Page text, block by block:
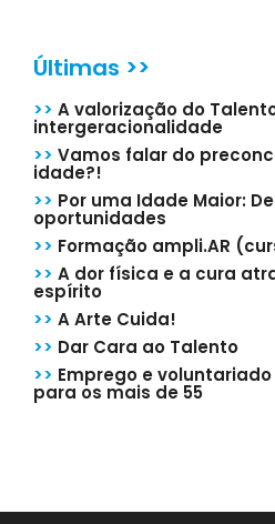
Últimas >>
>> A valorização do
intergeracionalidade
>> Vamos falar do
idade?!
>> Por uma Idade Maior:
oportunidades
>> Formação ampli.AR
>> A dor física e a cura
espírito
>> A Arte Cuida!
>> Dar Cara ao Talento
>> Emprego e
para os mais de 55